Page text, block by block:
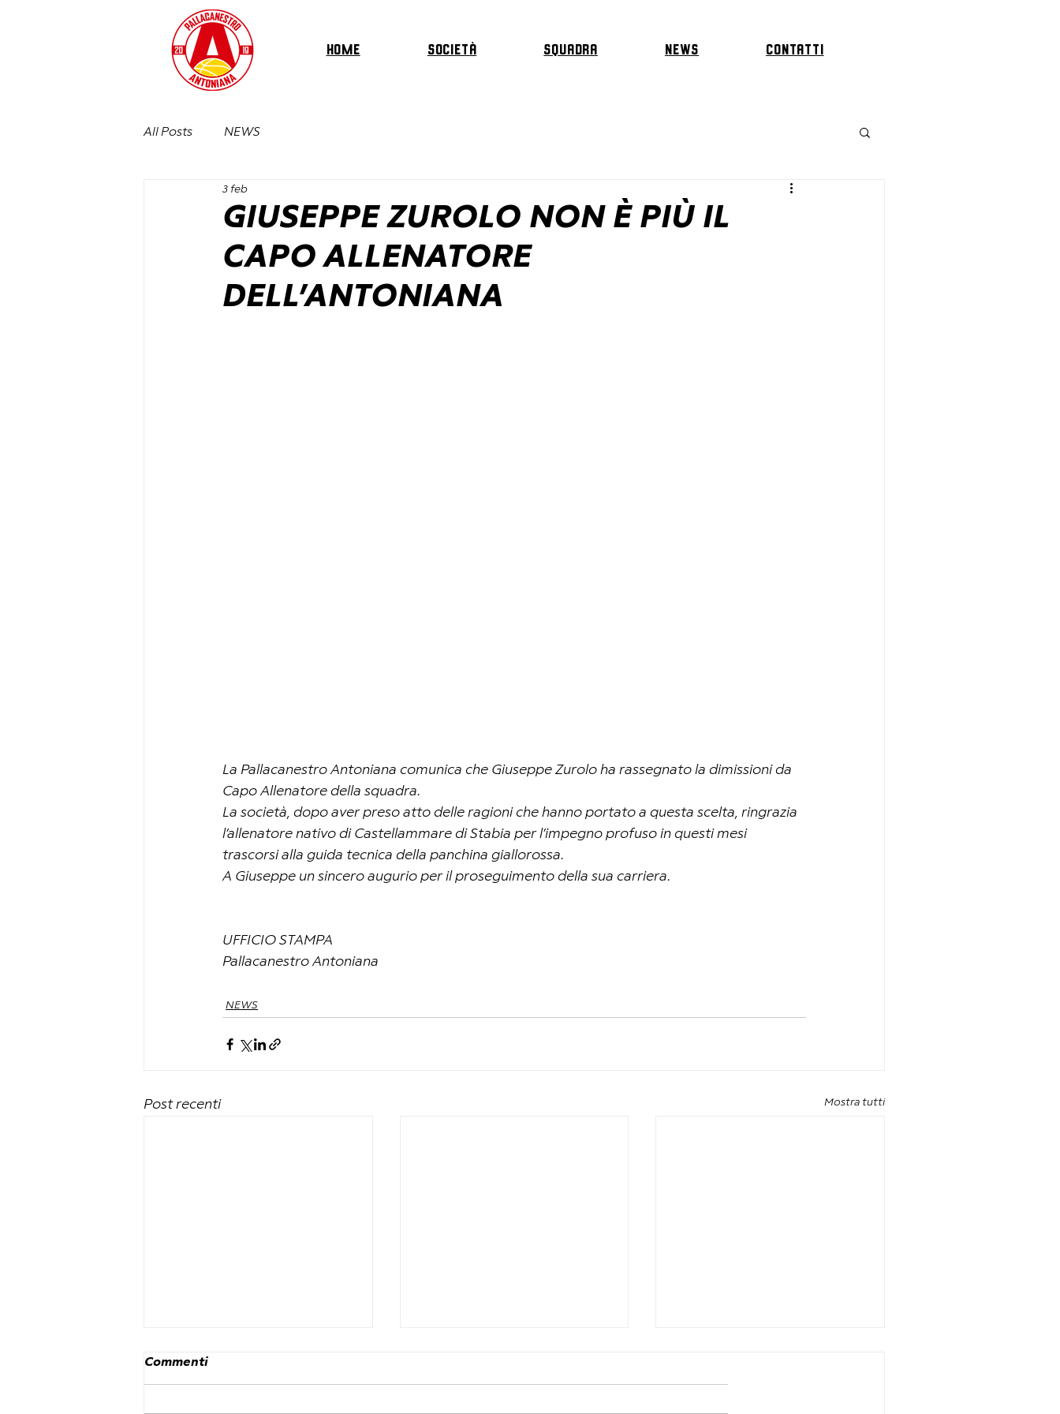
HOME Società Squadra News Contatti
All Posts NEWS
GIUSEPPE ZUROLO NON È PIÙ IL
CAPO ALLENATORE
DELL’ANTONIANA
3 feb
La Pallacanestro Antoniana comunica che Giuseppe Zurolo ha rassegnato la dimissioni da
Capo Allenatore della squadra.
La società, dopo aver preso atto delle ragioni che hanno portato a questa scelta, ringrazia
l’allenatore nativo di Castellammare di Stabia per l’impegno profuso in questi mesi
trascorsi alla guida tecnica della panchina giallorossa.
A Giuseppe un sincero augurio per il proseguimento della sua carriera.
UFFICIO STAMPA
Pallacanestro Antoniana
NEWS
Post recenti Mostra tutti
Commenti